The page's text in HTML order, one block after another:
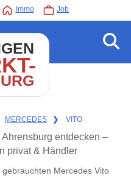
Immo Job
MERCEDES ❯ VITO
entdecken –
privat & Händler
Mercedes Vito